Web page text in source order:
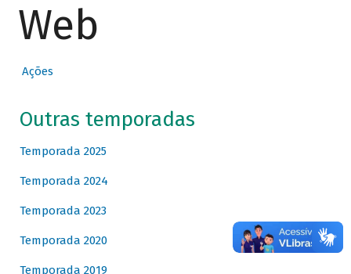
Web
Ações
Outras temporadas
Temporada 2025
Temporada 2024
Temporada 2023
Temporada 2020
Temporada 2019